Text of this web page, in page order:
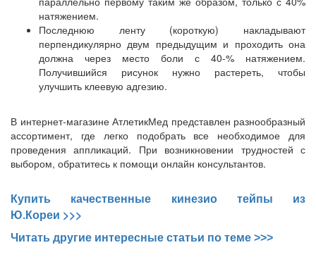
натяжением.
Последнюю ленту (короткую) накладывают
перпендикулярно двум предыдущим и проходить она
должна через место боли с 40-% натяжением.
Получившийся рисунок нужно растереть, чтобы
улучшить клеевую адгезию.
В интернет-магазине АтлетикМед представлен разнообразный
ассортимент, где легко подобрать все необходимое для
проведения аппликаций. При возникновении трудностей с
выбором, обратитесь к помощи онлайн консультантов.
Купить качественные кинезио тейпы из
Ю.Кореи >>>
Читать другие интересные статьи по теме >>>